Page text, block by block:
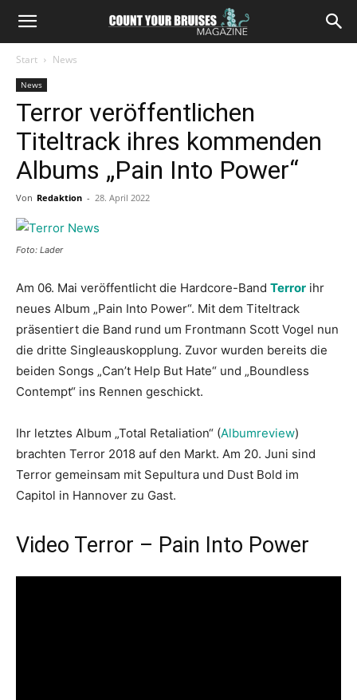
Start News
News
Terror veröffentlichen
Titeltrack ihres kommenden
Albums „Pain Into Power“
Von Redaktion - 28. April 2022
Foto: Lader
Am 06. Mai veröffentlicht die Hardcore-Band Terror ihr
neues Album „Pain Into Power“. Mit dem Titeltrack
präsentiert die Band rund um Frontmann Scott Vogel nun
die dritte Singleauskopplung. Zuvor wurden bereits die
beiden Songs „Can’t Help But Hate“ und „Boundless
Contempt“ ins Rennen geschickt.
Ihr letztes Album „Total Retaliation“ (Albumreview)
brachten Terror 2018 auf den Markt. Am 20. Juni sind
Terror gemeinsam mit Sepultura und Dust Bold im
Capitol in Hannover zu Gast.
Video Terror – Pain Into Power